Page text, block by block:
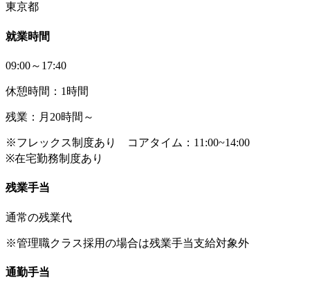
東京都
就業時間
09:00～17:40
休憩時間：1時間
残業：月20時間～
※フレックス制度あり コアタイム：11:00~14:00
※在宅勤務制度あり
残業手当
通常の残業代
※管理職クラス採用の場合は残業手当支給対象外
通勤手当